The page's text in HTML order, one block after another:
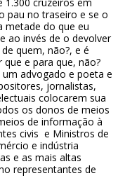
pau no traseiro e se o
metade do que eu
ao invés de o devolver
quem, não?, e é
que e para que, não?
advogado e poeta e
jornalistas,
colocarem sua
os donos de meios
de informação à
civis e Ministros de
e indústria
e as mais altas
representantes de